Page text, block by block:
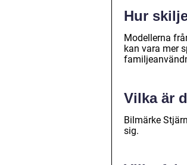
Hur
Modellerna
kan vara mer
Vilka är
Bilmärke
sig.